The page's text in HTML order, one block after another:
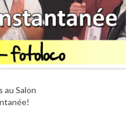
au Salon